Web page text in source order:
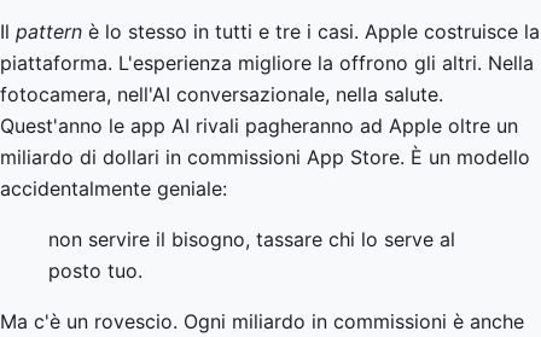
Il pattern è lo stesso in tutti e tre i casi. Apple costruisce la
piattaforma. L'esperienza migliore la offrono gli altri. Nella
fotocamera, nell'AI conversazionale, nella salute.
Quest'anno le app AI rivali pagheranno ad Apple oltre un
miliardo di dollari in commissioni App Store. È un modello
accidentalmente geniale:
non servire il bisogno, tassare chi lo serve al
posto tuo.
Ma c'è un rovescio. Ogni miliardo in commissioni è anche